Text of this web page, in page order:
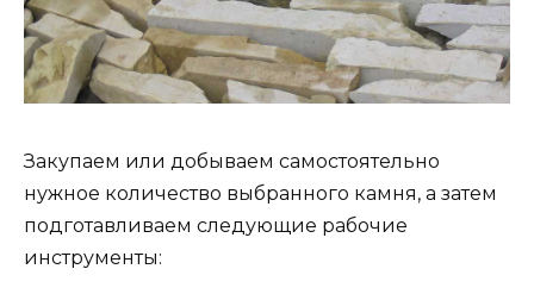
Закупаем или добываем самостоятельно
нужное количество выбранного камня, а затем
подготавливаем следующие рабочие
инструменты: